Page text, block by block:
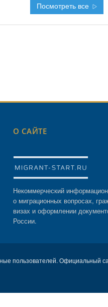
Посмотреть все
О САЙТЕ
Некоммерческий
о миграционных вопросах,
визах и оформлении
России.
пользователей. Официальный